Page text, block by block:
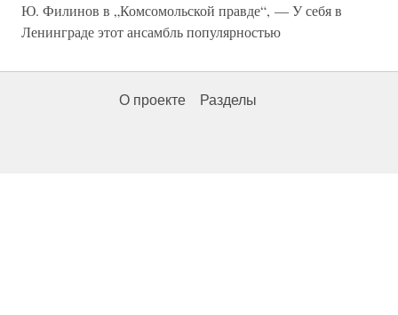
Ю. Филинов в „Комсомольской правде“, — У себя в
Ленинграде этот ансамбль популярностью
О проекте Разделы